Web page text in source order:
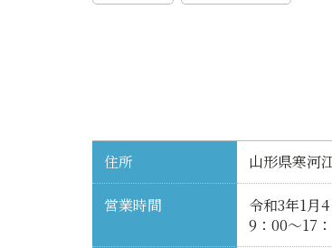
住所 山形県寒河
営業時間
令和3年1月
9：00～17